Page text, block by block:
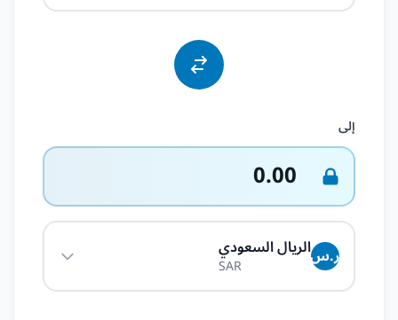
إلى
0.00
ر.سالريال السعودي
SAR